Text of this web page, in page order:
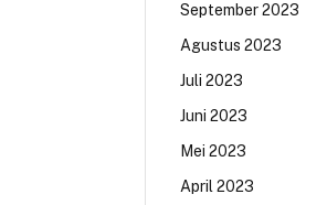
September 2023
Agustus 2023
Juli 2023
Juni 2023
Mei 2023
April 2023